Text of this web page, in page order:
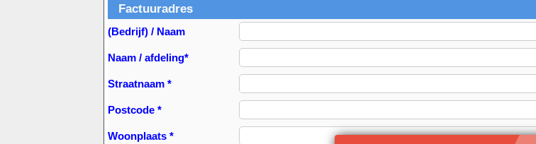
Factuuradres
(Bedrijf) / Naam
Naam / afdeling*
Straatnaam *
Postcode *
Woonplaats *